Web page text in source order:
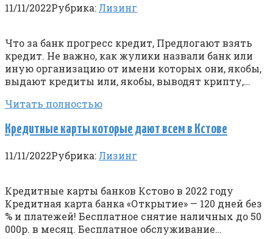
11/11/2022Рубрика: Лизинг
Что за банк прогресс кредит, Предлогают взять
кредит. Не важно, как жулики назвали банк или
иную организацию от имени которых они, якобы,
выдают кредиты или, якобы, выводят крипту,…
Читать полностью
Кредитные карты которые дают всем в Кстове
11/11/2022Рубрика: Лизинг
Кредитные карты банков Кстово в 2022 году
Кредитная карта банка «Открытие» — 120 дней без
% и платежей! Бесплатное снятие наличных до 50
000р. в месяц. Бесплатное обслуживание…